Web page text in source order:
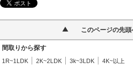
このページの先頭
間取りから探す
1R~1LDK 2K~2LDK 3k~3LDK 4K~以上